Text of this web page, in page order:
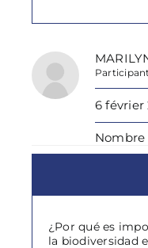
6 février
Nombre
¿Por qué es
la biodiversidad